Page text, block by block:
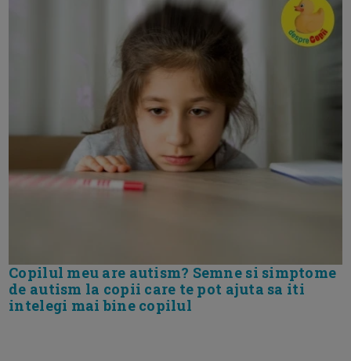
Copilul meu are autism? Semne si simptome
de autism la copii care te pot ajuta sa iti
intelegi mai bine copilul